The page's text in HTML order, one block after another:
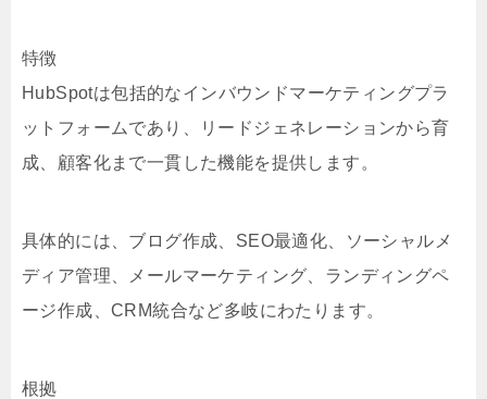
特徴
HubSpotは包括的なインバウンドマーケティングプラ
ットフォームであり、リードジェネレーションから育
成、顧客化まで一貫した機能を提供します。
具体的には、ブログ作成、SEO最適化、ソーシャルメ
ディア管理、メールマーケティング、ランディングペ
ージ作成、CRM統合など多岐にわたります。
根拠